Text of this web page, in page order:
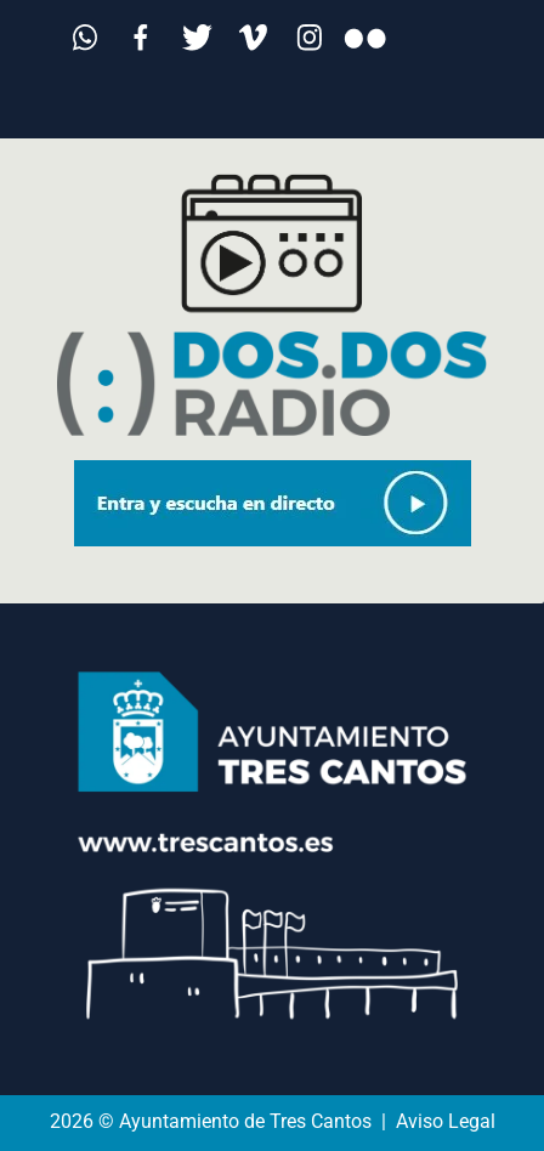
2026 © Ayuntamiento de Tres Cantos | Aviso Legal